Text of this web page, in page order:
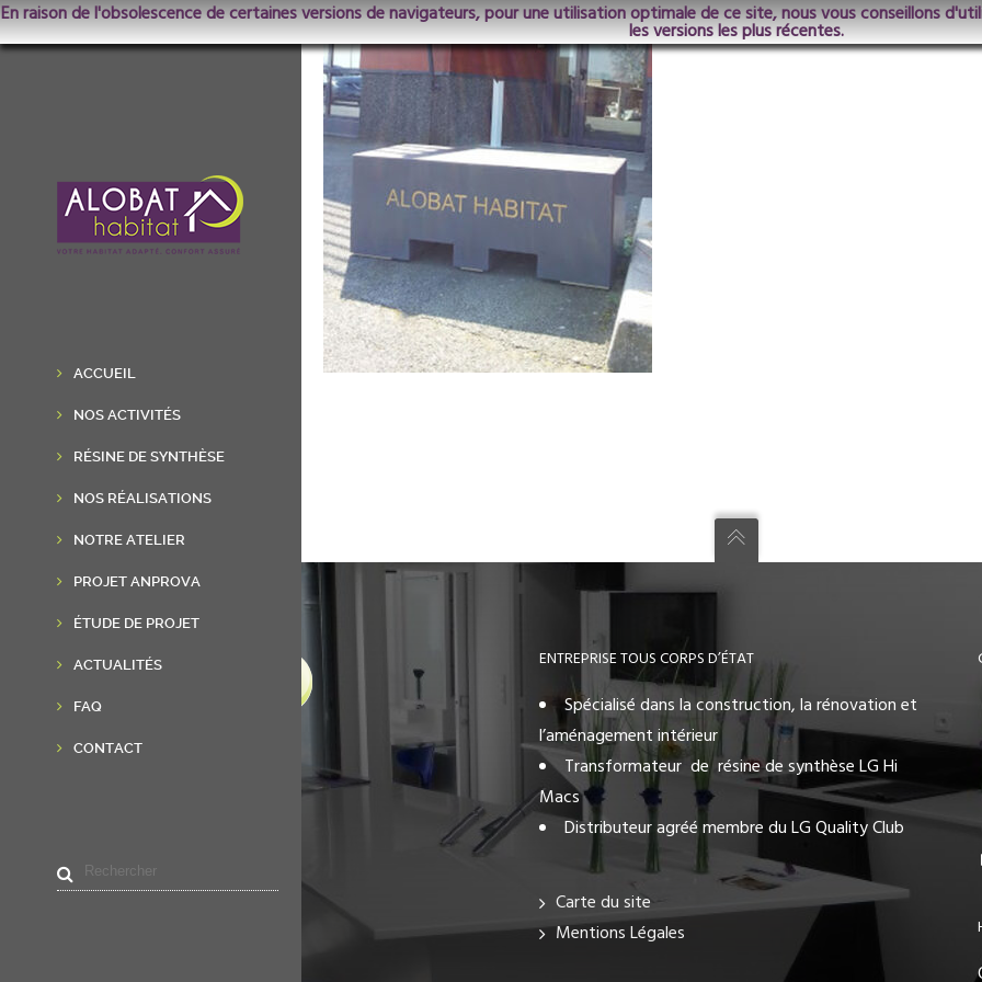
En raison de l'obsolescence de certaines versions de navigateurs, pour une utilisation optimale de ce site, nous vous conseillons
les versions les plus récentes.
ACCUEIL
NOS ACTIVITÉS
RÉSINE DE SYNTHÈSE
NOS RÉALISATIONS
NOTRE ATELIER
PROJET ANPROVA
ÉTUDE DE PROJET
ACTUALITÉS
FAQ
CONTACT
Résine de synthèse
ENTREPRISE TOUS CORPS D’ÉTAT
Spécialisé dans la construction, la rénovation et
l’aménagement intérieur
Transformateur de résine de synthèse LG Hi
Macs
Distributeur agréé membre du LG Quality Club
Carte du site
Mentions Légales